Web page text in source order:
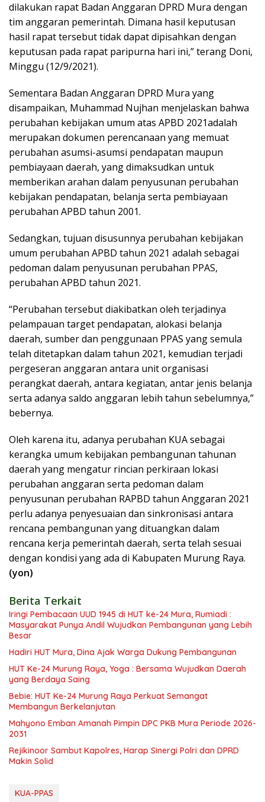
dilakukan rapat Badan Anggaran DPRD Mura dengan
tim anggaran pemerintah. Dimana hasil keputusan
hasil rapat tersebut tidak dapat dipisahkan dengan
keputusan pada rapat paripurna hari ini,” terang Doni,
Minggu (12/9/2021).
Sementara Badan Anggaran DPRD Mura yang
disampaikan, Muhammad Nujhan menjelaskan bahwa
perubahan kebijakan umum atas APBD 2021adalah
merupakan dokumen perencanaan yang memuat
perubahan asumsi-asumsi pendapatan maupun
pembiayaan daerah, yang dimaksudkan untuk
memberikan arahan dalam penyusunan perubahan
kebijakan pendapatan, belanja serta pembiayaan
perubahan APBD tahun 2001.
Sedangkan, tujuan disusunnya perubahan kebijakan
umum perubahan APBD tahun 2021 adalah sebagai
pedoman dalam penyusunan perubahan PPAS,
perubahan APBD tahun 2021.
“Perubahan tersebut diakibatkan oleh terjadinya
pelampauan target pendapatan, alokasi belanja
daerah, sumber dan penggunaan PPAS yang semula
telah ditetapkan dalam tahun 2021, kemudian terjadi
pergeseran anggaran antara unit organisasi
perangkat daerah, antara kegiatan, antar jenis belanja
serta adanya saldo anggaran lebih tahun sebelumnya,”
bebernya.
Oleh karena itu, adanya perubahan KUA sebagai
kerangka umum kebijakan pembangunan tahunan
daerah yang mengatur rincian perkiraan lokasi
perubahan anggaran serta pedoman dalam
penyusunan perubahan RAPBD tahun Anggaran 2021
perlu adanya penyesuaian dan sinkronisasi antara
rencana pembangunan yang dituangkan dalam
rencana kerja pemerintah daerah, serta telah sesuai
dengan kondisi yang ada di Kabupaten Murung Raya.
(yon)
Berita Terkait
Iringi Pembacaan UUD 1945 di HUT ke-24 Mura, Rumiadi :
Masyarakat Punya Andil Wujudkan Pembangunan yang Lebih
Besar
Hadiri HUT Mura, Dina Ajak Warga Dukung Pembangunan
HUT Ke-24 Murung Raya, Yoga : Bersama Wujudkan Daerah
yang Berdaya Saing
Bebie: HUT Ke-24 Murung Raya Perkuat Semangat
Membangun Berkelanjutan
Mahyono Emban Amanah Pimpin DPC PKB Mura Periode 2026-
2031
Rejikinoor Sambut Kapolres, Harap Sinergi Polri dan DPRD
Makin Solid
KUA-PPAS